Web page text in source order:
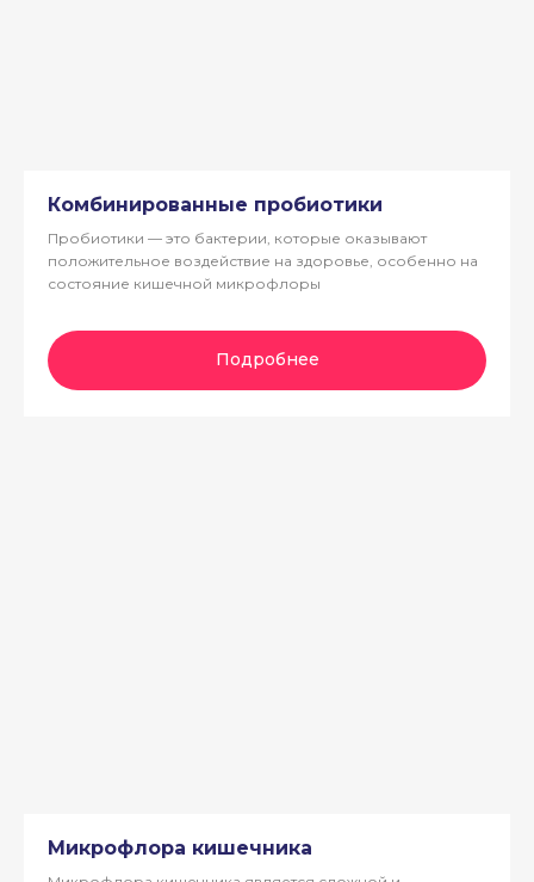
Комбинированные пробиотики
Пробиотики — это бактерии, которые оказывают
положительное воздействие на здоровье, особенно на
состояние кишечной микрофлоры
Подробнее
Микрофлора кишечника